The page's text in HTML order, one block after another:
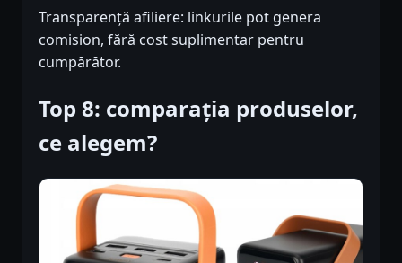
Transparență afiliere: linkurile pot genera
comision, fără cost suplimentar pentru
cumpărător.
Top 8: comparația produselor,
ce alegem?